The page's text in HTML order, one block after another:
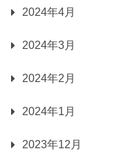
2024年4月
2024年3月
2024年2月
2024年1月
2023年12月